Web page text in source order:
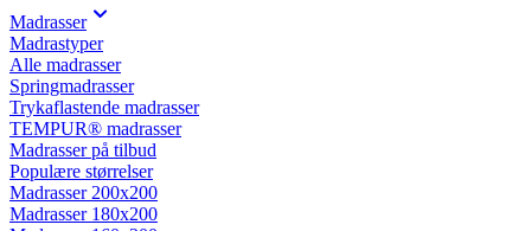
Madrasser
Madrastyper
Alle madrasser
Springmadrasser
Trykaflastende madrasser
TEMPUR® madrasser
Madrasser på tilbud
Populære størrelser
Madrasser 200x200
Madrasser 180x200